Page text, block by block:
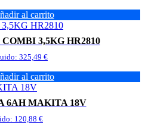
al carrito
3,5KG HR2810
325,49 €
al carrito
6AH MAKITA 18V
120,88 €